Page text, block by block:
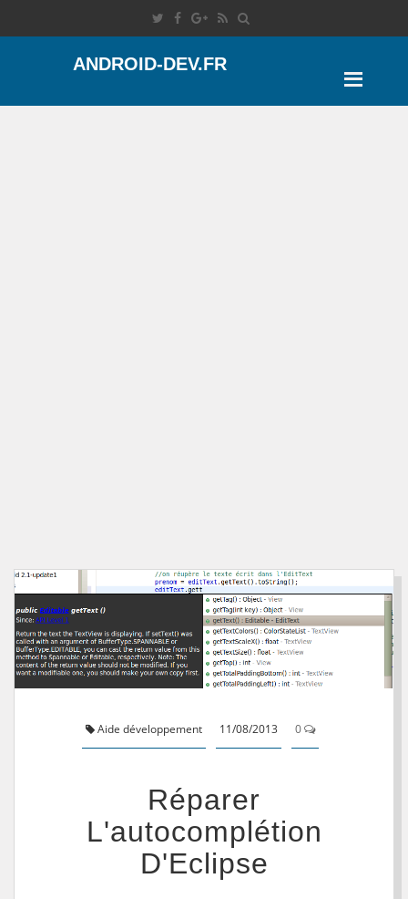
ANDROID-DEV.FR
Aide développement 11/08/2013 0
Réparer
L'autocomplétion
D'Eclipse